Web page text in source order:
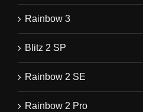
Rainbow 3
Blitz 2 SP
Rainbow 2 SE
Rainbow 2 Pro